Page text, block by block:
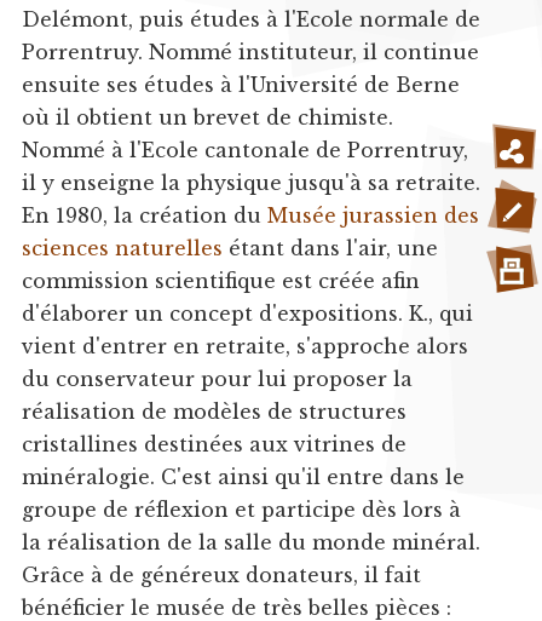
Delémont, puis études à l'Ecole normale de
Porrentruy. Nommé instituteur, il continue
ensuite ses études à l'Université de Berne
où il obtient un brevet de chimiste.
Nommé à l'Ecole cantonale de Porrentruy,
il y enseigne la physique jusqu'à sa retraite.
En 1980, la création du Musée jurassien des
sciences naturelles étant dans l'air, une
commission scientifique est créée afin
d'élaborer un concept d'expositions. K., qui
vient d'entrer en retraite, s'approche alors
du conservateur pour lui proposer la
réalisation de modèles de structures
cristallines destinées aux vitrines de
minéralogie. C'est ainsi qu'il entre dans le
groupe de réflexion et participe dès lors à
la réalisation de la salle du monde minéral.
Grâce à de généreux donateurs, il fait
bénéficier le musée de très belles pièces :